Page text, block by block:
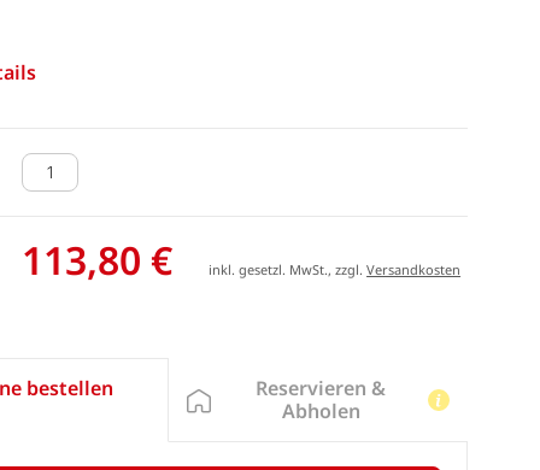
113,80 € inkl. gesetzl. MwSt., zzgl.Versandkosten
bestellen
Reservieren &
Abholen